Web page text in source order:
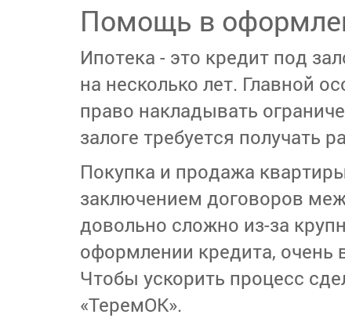
Помощь в
Ипотека - это кредит под
на несколько лет. Главной
право накладывать
залоге требуется получать
Покупка и продажа
заключением договоров
довольно сложно из-за
оформлении кредита,
Чтобы ускорить процесс
«ТеремОК».